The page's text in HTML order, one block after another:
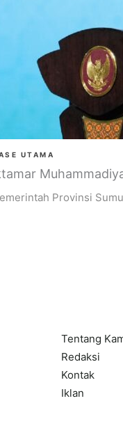
UTAMA
Provinsi
Tentang
Redaksi
Kontak
Iklan